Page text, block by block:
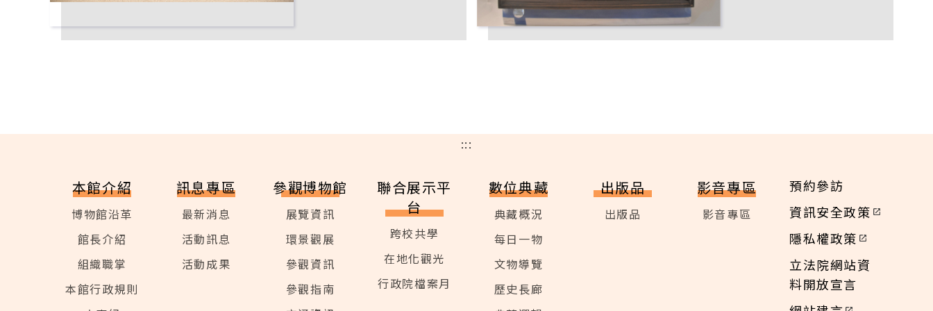
:::
本館介紹
博物館沿革
館長介紹
組織職掌
本館行政規則
訊息專區
最新消息
活動訊息
活動成果
參觀博物館
展覽資訊
環景觀展
參觀資訊
參觀指南
聯合展示平
台
跨校共學
在地化觀光
行政院檔案月
數位典藏
典藏概況
每日一物
文物導覽
歷史長廊
出版品
出版品
影音專區
影音專區
預約參訪
資訊安全政策
隱私權政策
立法院網站資
料開放宣言